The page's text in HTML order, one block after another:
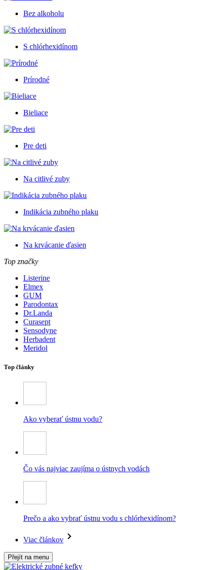
Bez alkoholu
S chlórhexidínom
Prírodné
Bieliace
Pre deti
Na citlivé zuby
Indikácia zubného plaku
Na krvácanie ďasien
Top značky
Listerine
Elmex
GUM
Parodontax
Dr.Landa
Curasept
Sensodyne
Herbadent
Meridol
Top články
Ako vyberať ústnu vodu?
Čo vás najviac zaujíma o ústnych vodách
Prečo a ako vybrať ústnu vodu s chlórhexidínom?
Viac článkov
Přejít na menu